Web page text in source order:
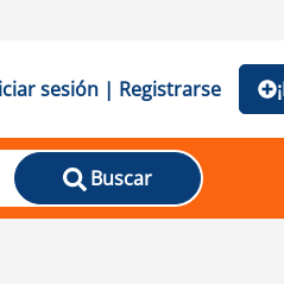
sesión | Registrarse
Buscar